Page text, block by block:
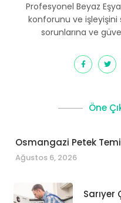
Profesyonel Beyaz
konforunu ve işleyişini
sorunlarına ve
Öne
Osmangazi Petek
Ağustos 6, 2026
Sarıyer